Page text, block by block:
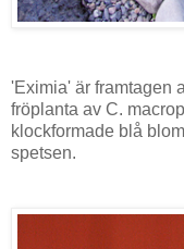
'Eximia' är framtagen
fröplanta av C.
klockformade blå
spetsen.